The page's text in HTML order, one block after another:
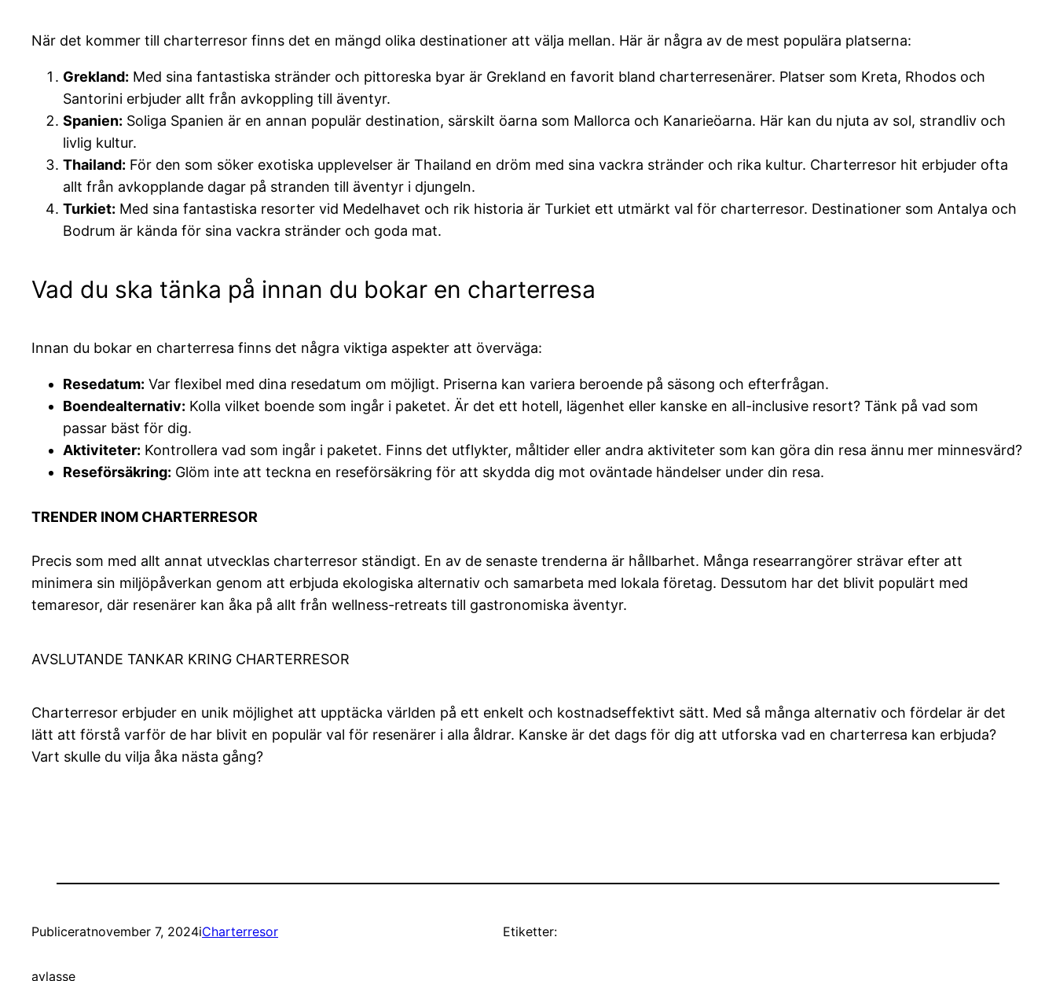
När det kommer till charterresor finns det en mängd olika destinationer att välja mellan. Här är några av de mest populära platserna:
Grekland: Med sina fantastiska stränder och pittoreska byar är Grekland en favorit bland charterresenärer. Platser som Kreta, Rhodos och
Santorini erbjuder allt från avkoppling till äventyr.
Spanien: Soliga Spanien är en annan populär destination, särskilt öarna som Mallorca och Kanarieöarna. Här kan du njuta av sol, strandliv och
livlig kultur.
Thailand: För den som söker exotiska upplevelser är Thailand en dröm med sina vackra stränder och rika kultur. Charterresor hit erbjuder ofta
allt från avkopplande dagar på stranden till äventyr i djungeln.
Turkiet: Med sina fantastiska resorter vid Medelhavet och rik historia är Turkiet ett utmärkt val för charterresor. Destinationer som Antalya och
Bodrum är kända för sina vackra stränder och goda mat.
Vad du ska tänka på innan du bokar en charterresa
Innan du bokar en charterresa finns det några viktiga aspekter att överväga:
Resedatum: Var flexibel med dina resedatum om möjligt. Priserna kan variera beroende på säsong och efterfrågan.
Boendealternativ: Kolla vilket boende som ingår i paketet. Är det ett hotell, lägenhet eller kanske en all-inclusive resort? Tänk på vad som
passar bäst för dig.
Aktiviteter: Kontrollera vad som ingår i paketet. Finns det utflykter, måltider eller andra aktiviteter som kan göra din resa ännu mer minnesvärd?
Reseförsäkring: Glöm inte att teckna en reseförsäkring för att skydda dig mot oväntade händelser under din resa.
TRENDER INOM CHARTERRESOR
Precis som med allt annat utvecklas charterresor ständigt. En av de senaste trenderna är hållbarhet. Många researrangörer strävar efter att
minimera sin miljöpåverkan genom att erbjuda ekologiska alternativ och samarbeta med lokala företag. Dessutom har det blivit populärt med
temaresor, där resenärer kan åka på allt från wellness-retreats till gastronomiska äventyr.
AVSLUTANDE TANKAR KRING CHARTERRESOR
Charterresor erbjuder en unik möjlighet att upptäcka världen på ett enkelt och kostnadseffektivt sätt. Med så många alternativ och fördelar är det
lätt att förstå varför de har blivit en populär val för resenärer i alla åldrar. Kanske är det dags för dig att utforska vad en charterresa kan erbjuda?
Vart skulle du vilja åka nästa gång?
Publiceratnovember 7, 2024iCharterresor
avlasse
Etiketter: